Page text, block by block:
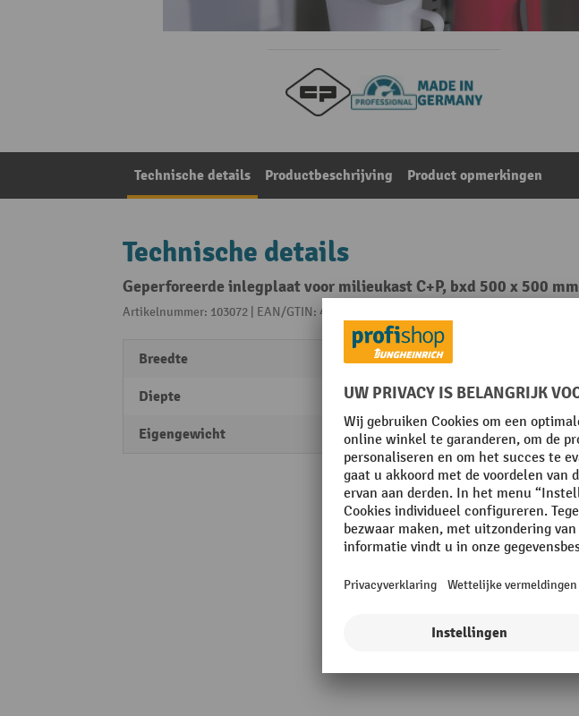
Technische details Productbeschrijving Product opmerkingen
Technische details
Geperforeerde inlegplaat voor milieukast C+P, bxd 500 x 500 mm
Artikelnummer: 103072 | EAN/GTIN: 4050646120767
Breedte 480 mm
Diepte 443 mm
Eigengewicht 3,5 kg